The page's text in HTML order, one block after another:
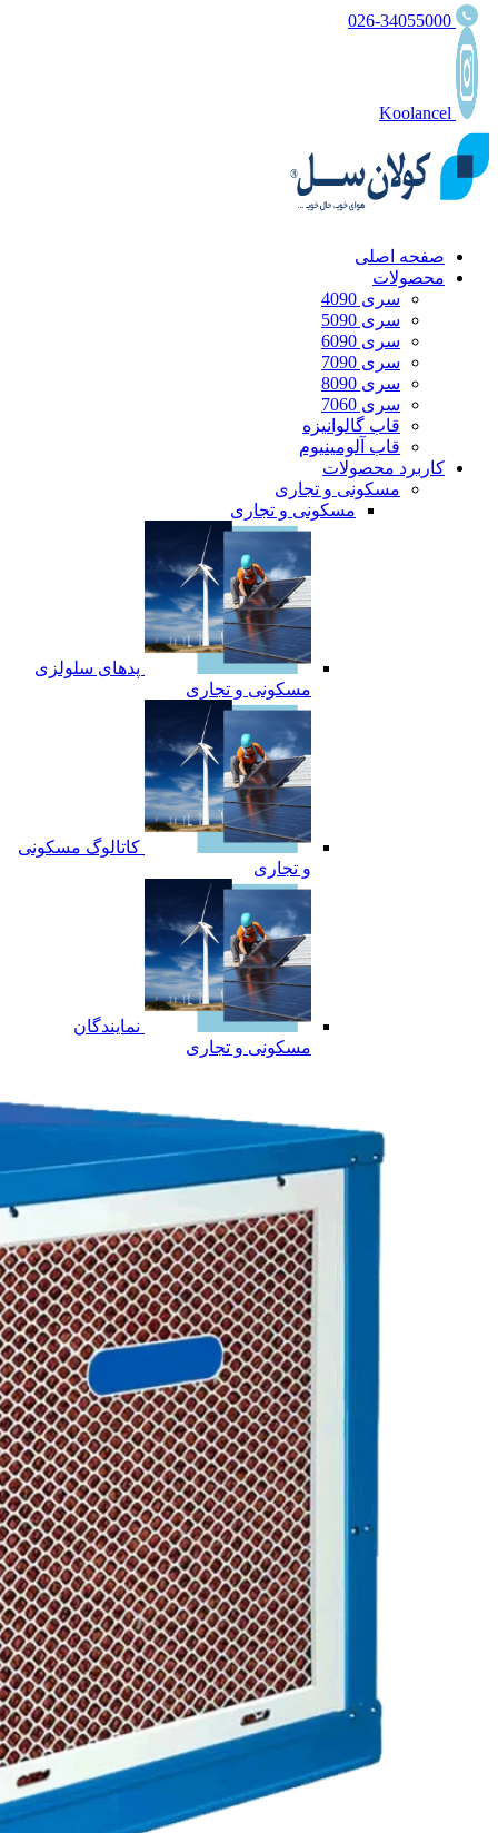
صفحه اصلی
محصولات
سری 4090
سری 5090
سری 6090
سری 7090
سری 8090
سری 7060
قاب گالوانیزه
قاب آلومینیوم
کاربرد محصولات
مسکونی و تجاری
مسکونی و تجاری
پدهای سلولزی
مسکونی و تجاری
کاتالوگ مسکونی
و تجاری
نمایندگان
مسکونی و تجاری